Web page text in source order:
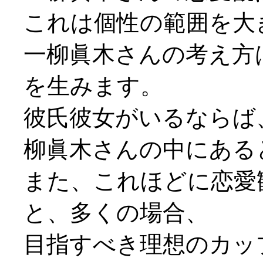
これは個性の範囲を
一柳眞木さんの考え
を生みます。
彼氏彼女がいるなら
柳眞木さんの中にあ
また、これほどに恋
と、多くの場合、
目指すべき理想のカ